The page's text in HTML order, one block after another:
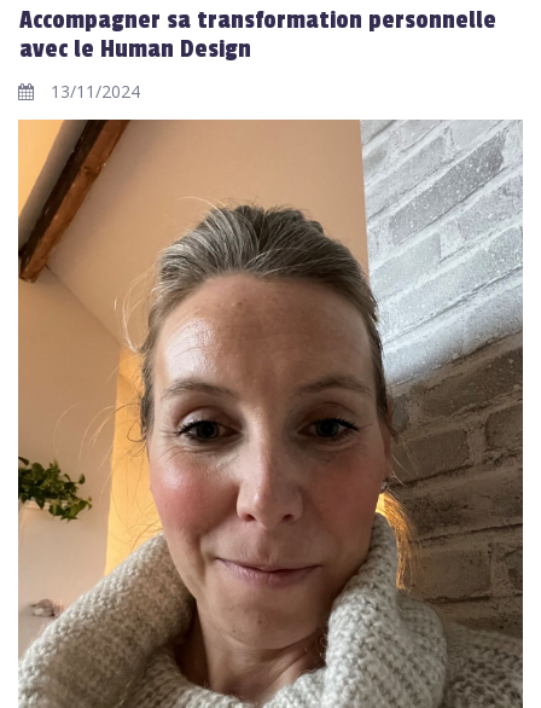
Accompagner sa transformation personnelle
avec le Human Design
13/11/2024